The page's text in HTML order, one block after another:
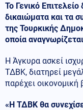
Το Γενικό
δικαιώματα και τα
της Τουρκικής
οποία
Η Άγκυρα ασκεί
ΤΔΒΚ, διατηρεί
παρέχει οικονομική
«Η ΤΔΒΚ θα